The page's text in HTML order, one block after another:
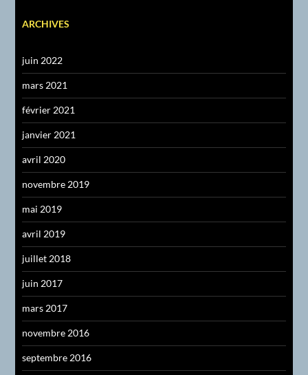
ARCHIVES
juin 2022
mars 2021
février 2021
janvier 2021
avril 2020
novembre 2019
mai 2019
avril 2019
juillet 2018
juin 2017
mars 2017
novembre 2016
septembre 2016